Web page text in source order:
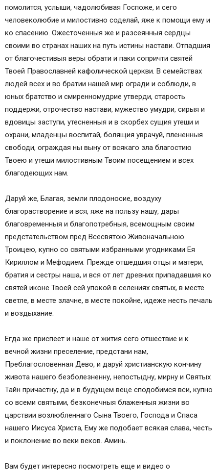
помолится, услыши, чадолюбивая Госпоже, и сего
человеколюбие и милостивно соделай, яже к помощи ему и
ко спасению. Ожесточенныя же и разсеянныя сердцы
своими во странах наших на путь истины настави. Отпадшия
от благочестивыя веры обрати и паки сопричти святей
Твоей Православней кафолической церкви. В семействах
людей всех и во братии нашей мир огради и соблюди, в
юных братство и смиренномудрие утверди, старость
поддержи, отрочество настави, мужество умудри, сирыя и
вдовицы заступи, утесненныя и в скорбех сущия утеши и
охрани, младенцы воспитай, болящия уврачуй, плененныя
свободи, ограждая ны выну от всякаго зла благостию
Твоею и утеши милостивным Твоим посещением и всех
благодеющих нам.
Даруй же, Благая, земли плодоносие, воздуху
благорастворение и вся, яже на пользу нашу, дары
благовременныя и благопотребныя, всемощным своим
предстательством пред Всесвятою Живоначальною
Троицею, купно со святыми избранными угодниками Ея
Кириллом и Мефодием. Прежде отшедшия отцы и матери,
братия и сестры наша, и вся от лет древних припадавшия ко
святей иконе Твоей сей упокой в селениях святых, в месте
светле, в месте злачне, в месте покойне, идеже несть печаль
и воздыхание.
Егда же приспеет и наше от жития сего отшествие и к
вечной жизни преселение, предстани нам,
Преблагословенная Дево, и даруй христианскую кончину
живота нашего безболезненну, непостыдну, мирну и Святых
Тайн причастну, да и в будущем веце сподобимся вси, купно
со всеми святыми, безконечныя блаженныя жизни во
царствии возлюбленнаго Сына Твоего, Господа и Спаса
нашего Иисуса Христа, Ему же подобает всякая слава, честь
и поклонение во веки веков. Аминь.
Вам будет интересно посмотреть еще и видео о